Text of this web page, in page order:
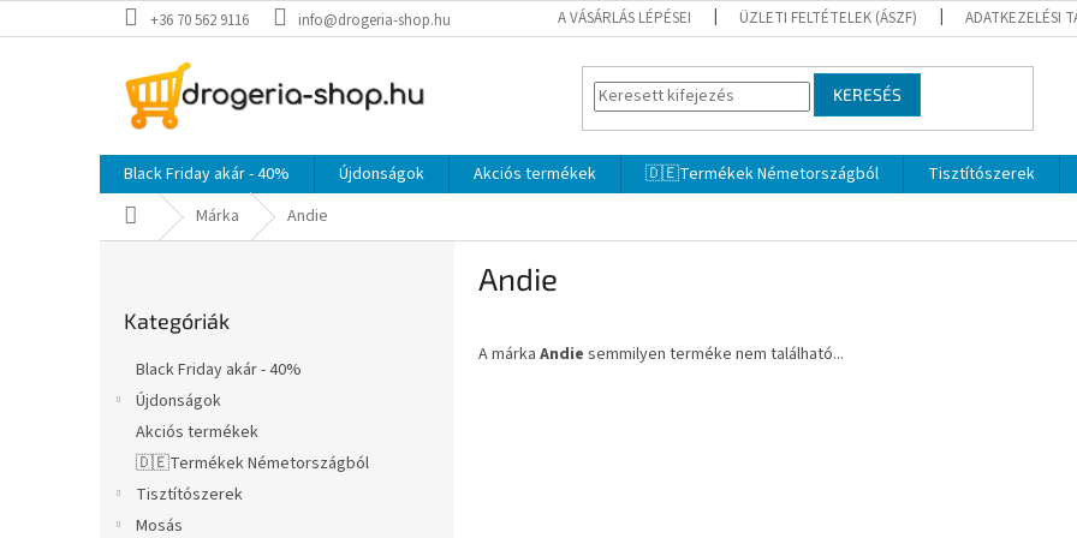
a
+36 70 562 9116 info@drogeria-shop.hu A VÁSÁRLÁS LÉPÉSEI ÜZLETI FELTÉTELEK (ÁSZF) ADATKEZELÉSI
KERESÉS
Black Friday akár - 40% Újdonságok Akciós termékek 🇩🇪Termékek Németországból Tisztítószerek
KezdőlapMárka Andie
átugrása
Kategóriák
Black Friday akár - 40%
Újdonságok
Akciós termékek
🇩🇪Termékek Németországból
Tisztítószerek
Mosás
Andie
A márka Andie semmilyen terméke nem található...